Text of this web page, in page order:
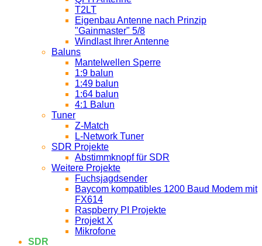
T2LT
Eigenbau Antenne nach Prinzip
"Gainmaster" 5/8
Windlast Ihrer Antenne
Baluns
Mantelwellen Sperre
1:9 balun
1:49 balun
1:64 balun
4:1 Balun
Tuner
Z-Match
L-Network Tuner
SDR Projekte
Abstimmknopf für SDR
Weitere Projekte
Fuchsjagdsender
Baycom kompatibles 1200 Baud Modem mit
FX614
Raspberry PI Projekte
Projekt X
Mikrofone
SDR